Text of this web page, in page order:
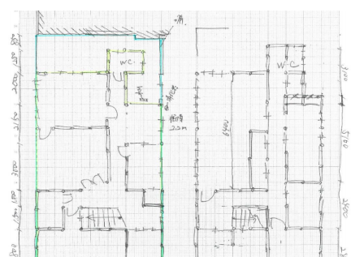
その歴史自体に嫌悪感を抱く方もいらっしゃるか
もしれませんが、ニュートラルに、現在では再現
できない趣のある建物に目を向けてください。な
かなか見ることができないしつらえが至る所に散
りばめられ惚れ惚れします。
まず玄関を入ると、ワイドに広がる大階段がお出
迎え。奥に続く廊下と2階へのアプローチが圧巻
です。1階には3部屋と水回り、2階には複数の個
室と大広間と水回り、という間取りです。今もそ
の間取りと小さく区切られた個室と間仕切りが当